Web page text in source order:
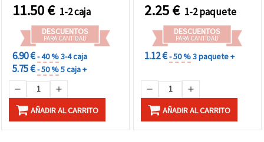
11.50€ 1-2 caja
DESCUENTOS
PARA CANTIDAD
6.90 €- 40 %3-4 caja
5.75 €- 50 %5 caja +
AÑADIR AL CARRITO
2.25€ 1-2 paquete
DESCUENTOS
PARA CANTIDAD
1.12 €- 50 %3 paquete +
AÑADIR AL CARRITO